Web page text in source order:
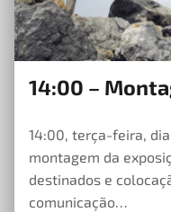
14:00 –
14:00, terça-feira, dia
montagem da
destinados e
comunicação…